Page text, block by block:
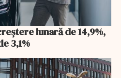
lunară de 14,9%,
3,1%